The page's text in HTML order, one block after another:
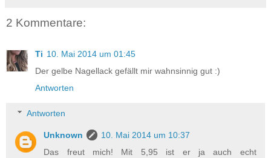
2 Kommentare:
Ti 10. Mai 2014 um 01:45
Der gelbe Nagellack gefällt mir wahnsinnig gut :)
Antworten
Antworten
Unknown
10. Mai 2014 um 10:37
Das freut mich! Mit 5,95 ist er ja auch echt